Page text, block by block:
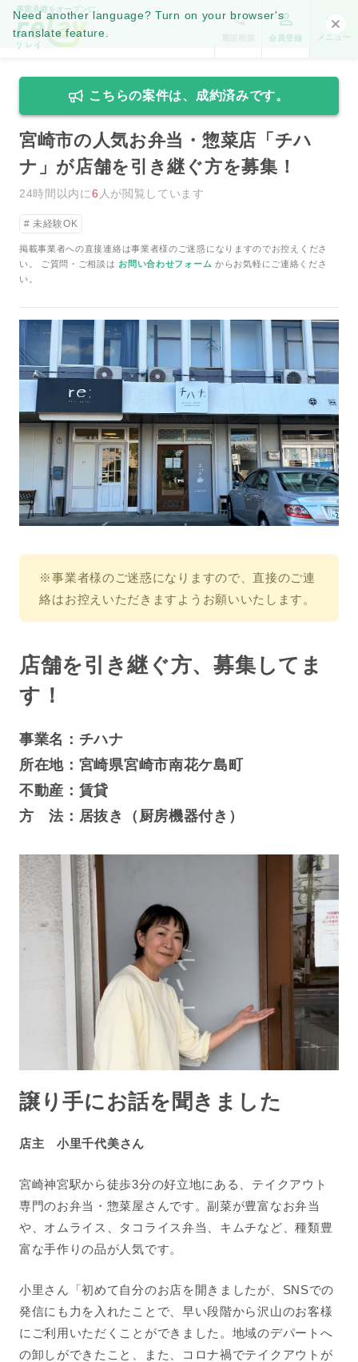
Need another language? Turn on your browser's
translate feature.
事業承継をオープンに。
会員登録 メニュー
こちらの案件は、成約済みです。
宮崎市の人気お弁当・惣菜店「チハ
ナ」が店舗を引き継ぐ方を募集！
24時間以内に6 人が閲覧しています
未経験OK
掲載事業者への直接連絡は事業者様のご迷惑になりますのでお控えくださ
い。 ご質問・ご相談は お問い合わせフォーム からお気軽にご連絡くださ
い。
※事業者様のご迷惑になりますので、直接のご連
絡はお控えいただきますようお願いいたします。
店舗を引き継ぐ方、募集してま
す！
事業名： チハナ
所在地： 宮崎県宮崎市南花ケ島町
不動産： 賃貸
方 法： 居抜き（厨房機器付き）
譲り手にお話を聞きました
店主 小里千代美さん
宮崎神宮駅から徒歩3分の好立地にある、テイクアウト
専門のお弁当・惣菜屋さんです。副菜が豊富なお弁当
や、オムライス、タコライス弁当、キムチなど、種類豊
富な手作りの品が人気です。
小里さん「初めて自分のお店を開きましたが、SNSでの
発信にも力を入れたことで、早い段階から沢山のお客様
にご利用いただくことができました。地域のデパートへ
の卸しができたこと、また、コロナ禍でテイクアウトが